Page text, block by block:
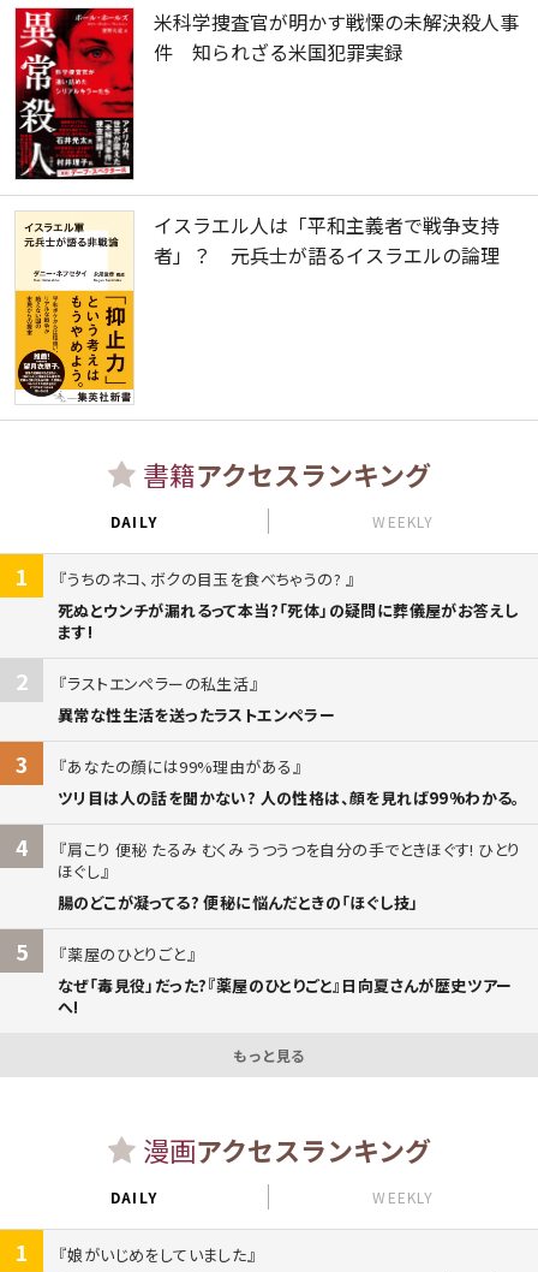
米科学捜査官が明かす戦慄の未解決殺人事
件 知られざる米国犯罪実録
イスラエル人は「平和主義者で戦争支持
者」？ 元兵士が語るイスラエルの論理
書籍アクセスランキング
DAILY WEEKLY
1
うちのネコ、ボクの目玉を食べちゃうの?
死ぬとウンチが漏れるって本当?「死体」の疑問に葬儀屋がお答えし
ます!
2
ラストエンペラーの私生活
異常な性生活を送ったラストエンペラー
3
あなたの顔には99%理由がある
ツリ目は人の話を聞かない? 人の性格は、顔を見れば99%わかる。
4
肩こり 便秘 たるみ むくみ うつうつを自分の手でときほぐす! ひとり
ほぐし
腸のどこが凝ってる? 便秘に悩んだときの「ほぐし技」
5
薬屋のひとりごと
なぜ「毒見役」だった?『薬屋のひとりごと』日向夏さんが歴史ツアー
へ!
もっと見る
漫画アクセスランキング
DAILY WEEKLY
1
娘がいじめをしていました